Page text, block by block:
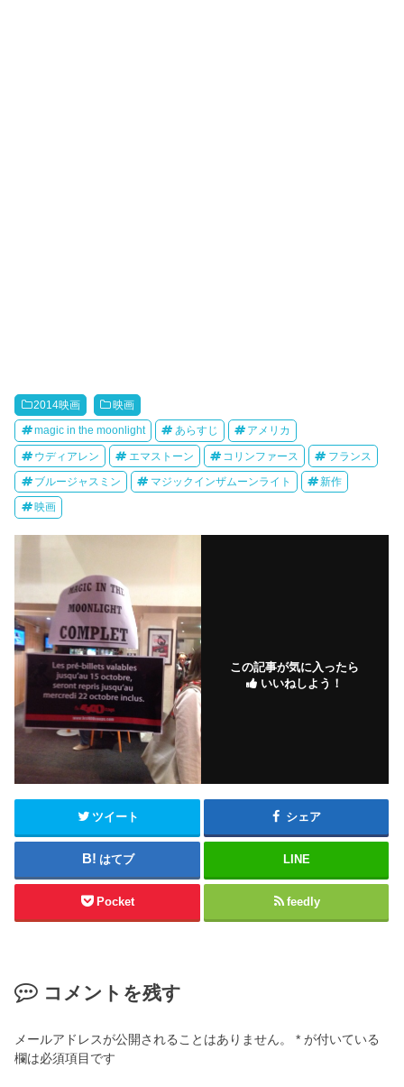
2014映画 映画
magic in the moonlight あらすじ アメリカ
ウディアレン エマストーン コリンファース フランス
ブルージャスミン マジックインザムーンライト 新作
映画
この記事が気に入ったら
いいねしよう！
ツイート シェア
はてブ LINE
Pocket feedly
コメントを残す
メールアドレスが公開されることはありません。 * が付いている
欄は必須項目です